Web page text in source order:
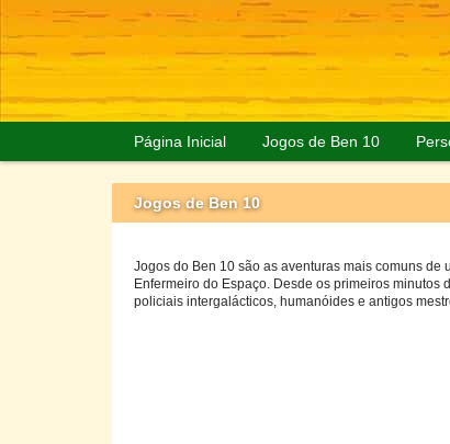
Página Inicial Jogos de Ben 10
Jogos de Ben 10
Jogos do Ben 10 são as aventuras mais comuns
Enfermeiro do Espaço. Desde os primeiros
policiais intergalácticos, humanóides e antigos